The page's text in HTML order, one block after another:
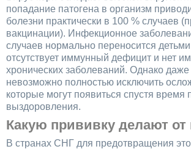
попадание патогена в организм
болезни практически в 100 % случаев
вакцинации). Инфекционное
случаев нормально переносится
отсутствует иммунный дефицит и нет
хронических заболеваний. Однако даже
невозможно полностью исключить
которые могут появиться спустя время
выздоровления.
Какую прививку делают от
В странах СНГ для предотвращения